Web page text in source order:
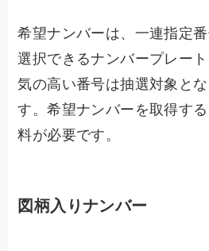
希望ナンバーは、一連指定
選択できるナンバープレー
気の高い番号は抽選対象と
す。希望ナンバーを取得す
料が必要です。
図柄入りナンバー